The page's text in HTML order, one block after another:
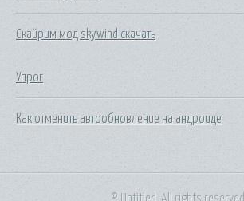
Скайрим мод skywind скачать
Упрог
Как отменить автообновление на андроиде
© Untitled. All rights reserved.